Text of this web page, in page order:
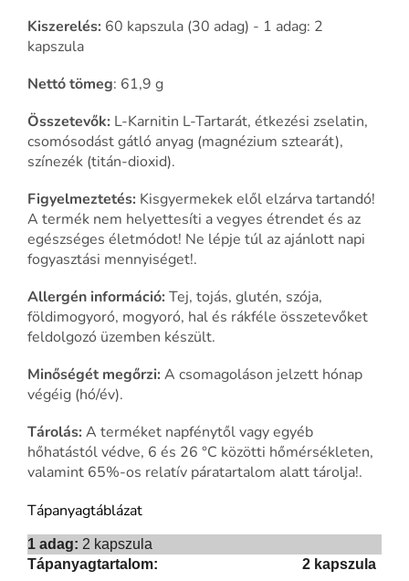
Kiszerelés: 60 kapszula (30 adag) - 1 adag: 2
kapszula
Nettó tömeg: 61,9 g
Összetevők: L-Karnitin L-Tartarát, étkezési zselatin,
csomósodást gátló anyag (magnézium sztearát),
színezék (titán-dioxid).
Figyelmeztetés: Kisgyermekek elől elzárva tartandó!
A termék nem helyettesíti a vegyes étrendet és az
egészséges életmódot! Ne lépje túl az ajánlott napi
fogyasztási mennyiséget!.
Allergén információ: Tej, tojás, glutén, szója,
földimogyoró, mogyoró, hal és rákféle összetevőket
feldolgozó üzemben készült.
Minőségét megőrzi: A csomagoláson jelzett hónap
végéig (hó/év).
Tárolás: A terméket napfénytől vagy egyéb
hőhatástól védve, 6 és 26 °C közötti hőmérsékleten,
valamint 65%-os relatív páratartalom alatt tárolja!.
Tápanyagtáblázat
1 adag: 2 kapszula
Tápanyagtartalom:
2 kapszula